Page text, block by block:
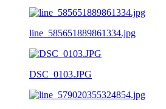
line_585651889861334.jpg
DSC_0103.JPG